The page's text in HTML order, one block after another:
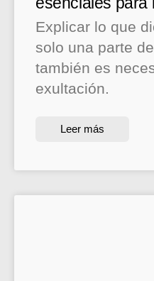
Explicar lo que
solo una parte
también es
exultación.
Leer más